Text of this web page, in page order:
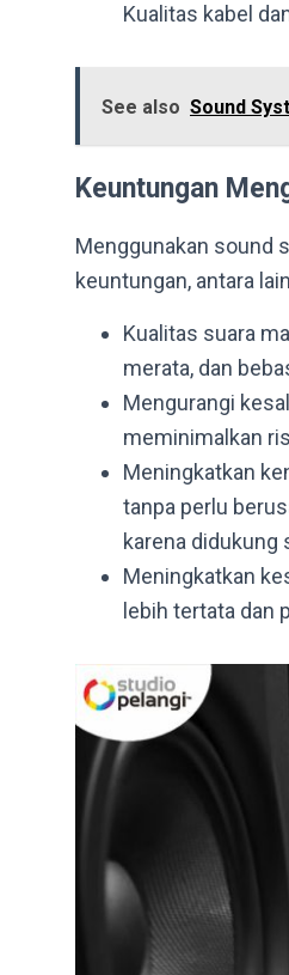
Kualitas kabel
See also Sound
Keuntungan
Menggunakan sound
keuntungan, antara
Kualitas suara
merata, dan
Mengurangi
meminimalkan
Meningkatkan
tanpa perlu
karena didukung
Meningkatkan
lebih tertata dan